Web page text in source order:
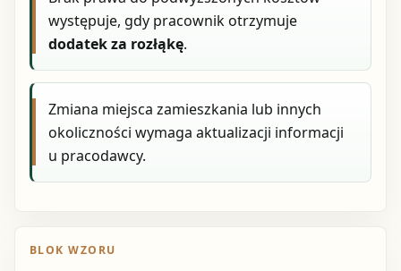
występuje, gdy pracownik otrzymuje
dodatek za rozłąkę.
Zmiana miejsca zamieszkania lub innych
okoliczności wymaga aktualizacji informacji
u pracodawcy.
BLOK WZORU